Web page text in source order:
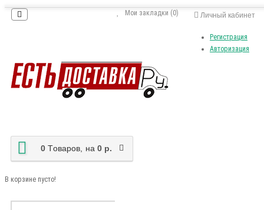
Личный кабинет
Регистрация
Авторизация
Мои закладки (0)
0 Tоваров, на 0 р.
В корзине пусто!